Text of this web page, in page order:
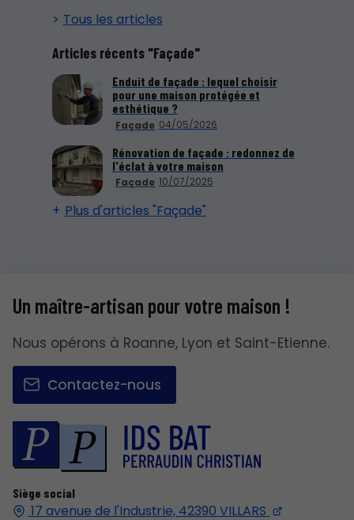
Tous les articles
Articles récents "Façade"
Façade 04/05/2026
Enduit de façade : lequel choisir
pour une maison protégée et
esthétique ?
Façade 10/07/2025
Rénovation de façade : redonnez de
l'éclat à votre maison
Plus d'articles "Façade"
Siège social
17 avenue de l'Industrie, 42390 VILLARS
Un maître-artisan pour votre maison !
Nous opérons à Roanne, Lyon et Saint-Etienne.
Contactez-nous